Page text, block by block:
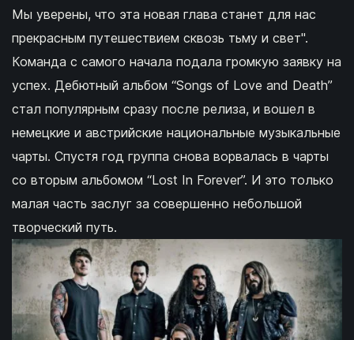
Мы уверены, что эта новая глава станет для нас
прекрасным путешествием сквозь тьму и свет".
Команда с самого начала подала громкую заявку на
успех. Дебютный альбом “Songs of Love and Death”
стал популярным сразу после релиза, и вошел в
немецкие и австрийские национальные музыкальные
чарты. Спустя год группа снова ворвалась в чарты
со вторым альбомом “Lost In Forever”. И это только
малая часть заслуг за совершенно небольшой
творческий путь.